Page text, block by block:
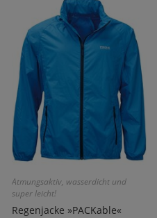
Atmungsaktiv, wasserdicht und
super leicht!
Regenjacke »PACKable«